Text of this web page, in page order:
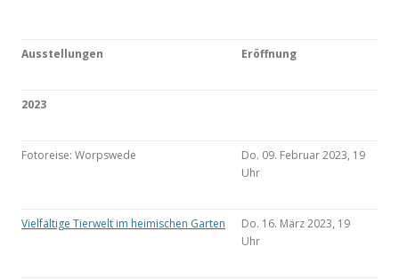
Ausstellungen Eröffnung
2023
Fotoreise: Worpswede
Do. 09. Februar 2023, 19
Uhr
Vielfältige Tierwelt im heimischen Garten
Do. 16. März 2023, 19
Uhr